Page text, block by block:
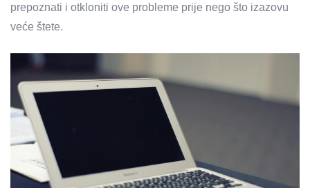
prepoznati i otkloniti ove probleme prije nego što izazovu
veće štete.